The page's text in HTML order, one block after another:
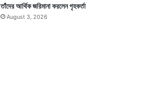
তাঁদের আর্থিক জরিমানা করলেন গৃহকর্তা
August 3, 2026